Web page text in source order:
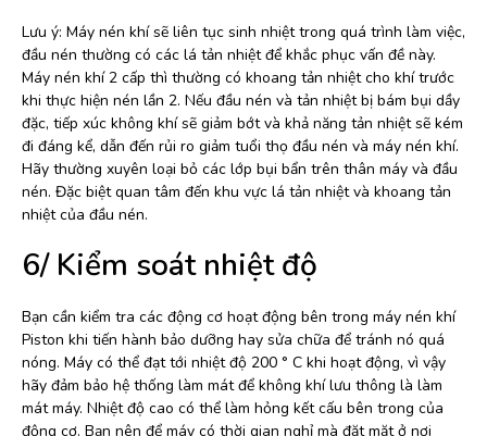
Lưu ý: Máy nén khí sẽ liên tục sinh nhiệt trong quá trình làm việc,
đầu nén thường có các lá tản nhiệt để khắc phục vấn đề này.
Máy nén khí 2 cấp thì thường có khoang tản nhiệt cho khí trước
khi thực hiện nén lần 2. Nếu đầu nén và tản nhiệt bị bám bụi dầy
đặc, tiếp xúc không khí sẽ giảm bớt và khả năng tản nhiệt sẽ kém
đi đáng kể, dẫn đến rủi ro giảm tuổi thọ đầu nén và máy nén khí.
Hãy thường xuyên loại bỏ các lớp bụi bẩn trên thân máy và đầu
nén. Đặc biệt quan tâm đến khu vực lá tản nhiệt và khoang tản
nhiệt của đầu nén.
6/ Kiểm soát nhiệt độ
Bạn cần kiểm tra các động cơ hoạt động bên trong máy nén khí
Piston khi tiến hành bảo dưỡng hay sửa chữa để tránh nó quá
nóng. Máy có thể đạt tới nhiệt độ 200 ° C khi hoạt động, vì vậy
hãy đảm bảo hệ thống làm mát để không khí lưu thông là làm
mát máy. Nhiệt độ cao có thể làm hỏng kết cấu bên trong của
động cơ. Bạn nên để máy có thời gian nghỉ mà đặt mặt ở nơi